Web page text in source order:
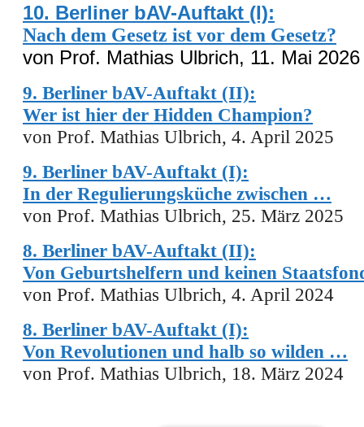
10. Berliner bAV-Auftakt (I):
Nach dem Gesetz ist vor dem Gesetz?
von Prof. Mathias Ulbrich, 11. Mai 2026
9. Berliner bAV-Auftakt (II):
Wer ist hier der Hidden Champion?
von Prof. Mathias Ulbrich, 4. April 2025
9. Berliner bAV-Auftakt (I):
In der Regulierungsküche zwischen …
von Prof. Mathias Ulbrich, 25. März 2025
8. Berliner bAV-Auftakt (II):
Von Geburtshelfern und keinen
von Prof. Mathias Ulbrich, 4. April 2024
8. Berliner bAV-Auftakt (I):
Von Revolutionen und halb so wilden …
von Prof. Mathias Ulbrich, 18. März 2024